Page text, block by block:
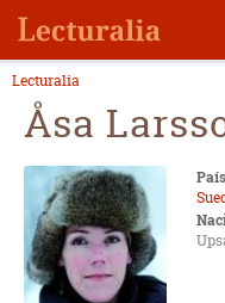
Lecturalia
Åsa